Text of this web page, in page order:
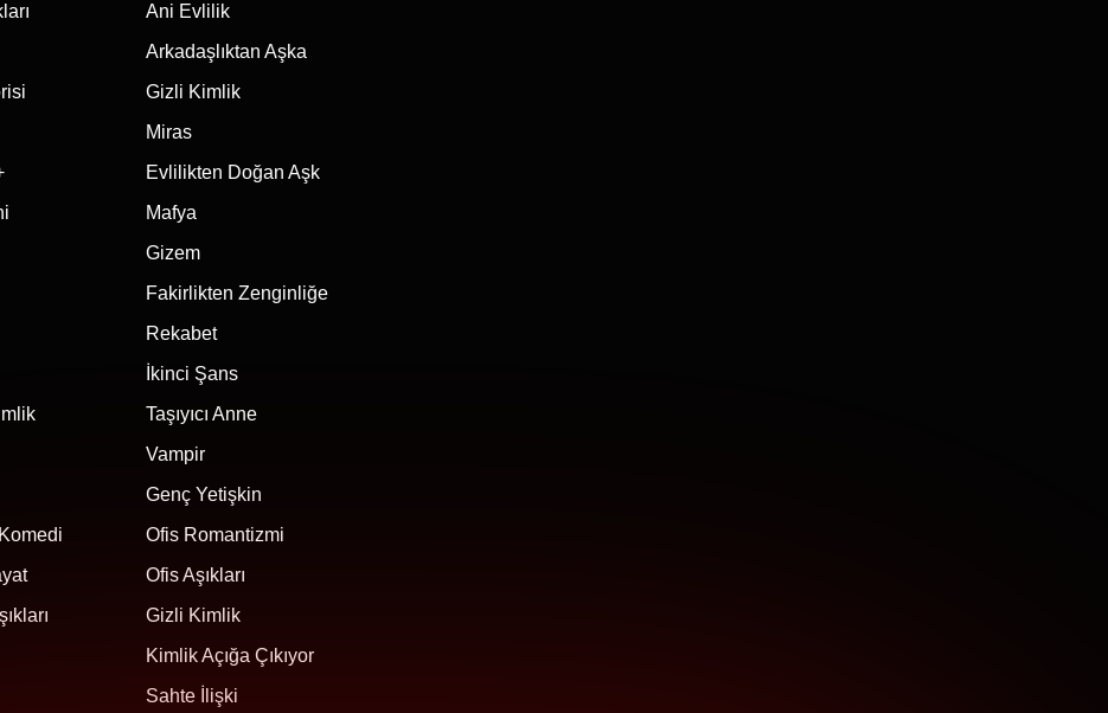
Ani Evlilik
Arkadaşlıktan Aşka
Gizli Kimlik
Miras
Evlilikten Doğan Aşk
Mafya
Gizem
Fakirlikten Zenginliğe
Rekabet
İkinci Şans
Taşıyıcı Anne
Vampir
Genç Yetişkin
Ofis Romantizmi
Ofis Aşıkları
Gizli Kimlik
Kimlik Açığa Çıkıyor
Sahte İlişki